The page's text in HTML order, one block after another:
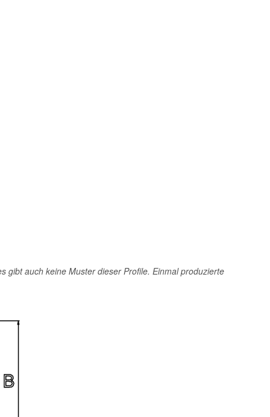
gibt auch keine Muster dieser Profile. Einmal produzierte